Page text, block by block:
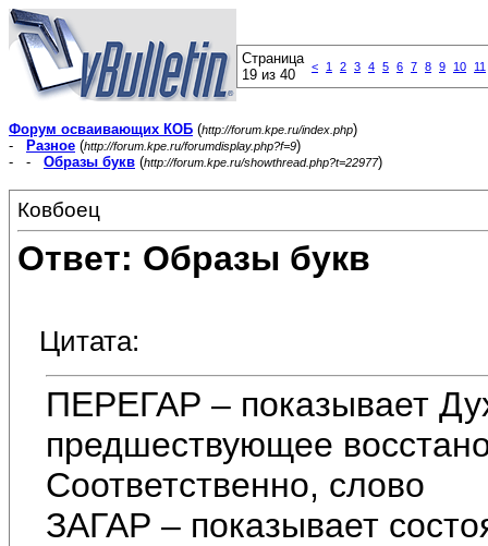
Страница
19 из 40
< 1 2 3 4 5 6 7 8 9 10 11
Форум осваивающих КОБ (http://forum.kpe.ru/index.php)
-
Разное (http://forum.kpe.ru/forumdisplay.php?f=9)
- - Образы букв (http://forum.kpe.ru/showthread.php?t=22977)
Ковбоец
Ответ: Образы букв
Цитата:
ПЕРЕГАР – показывает
предшествующее
Соответственно, слово
ЗАГАР – показывает